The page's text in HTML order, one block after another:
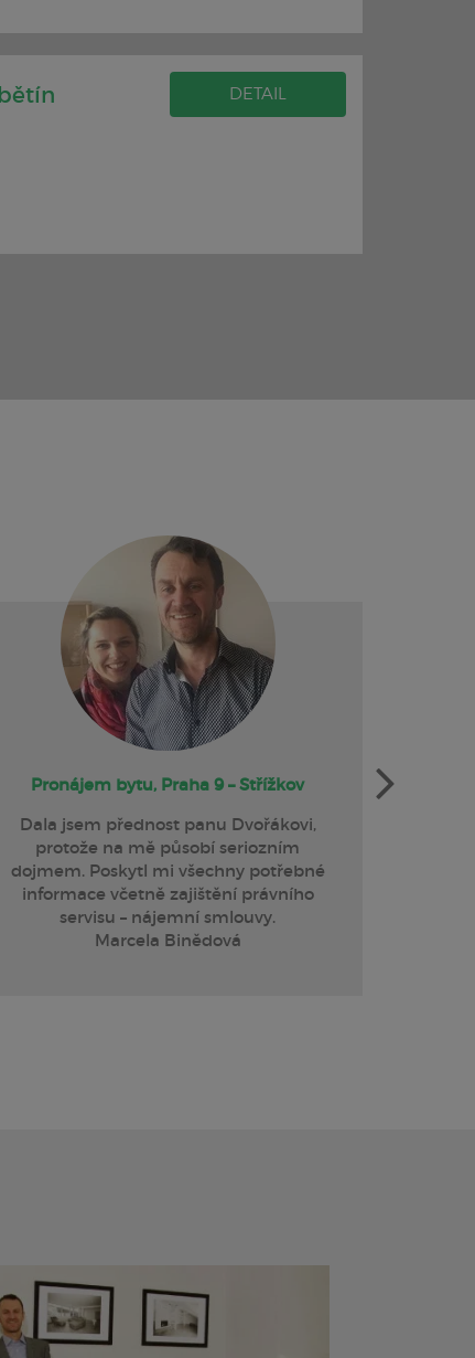
DETAIL
Pronájem bytu, Praha 9 – Střížkov
Dala jsem přednost panu Dvořákovi,
protože na mě působí seriozním
dojmem. Poskytl mi všechny potřebné
informace včetně zajištění právního
servisu – nájemní smlouvy.
Marcela Binědová